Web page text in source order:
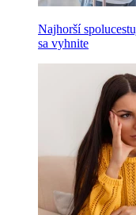
Najhorší
sa vyhnite